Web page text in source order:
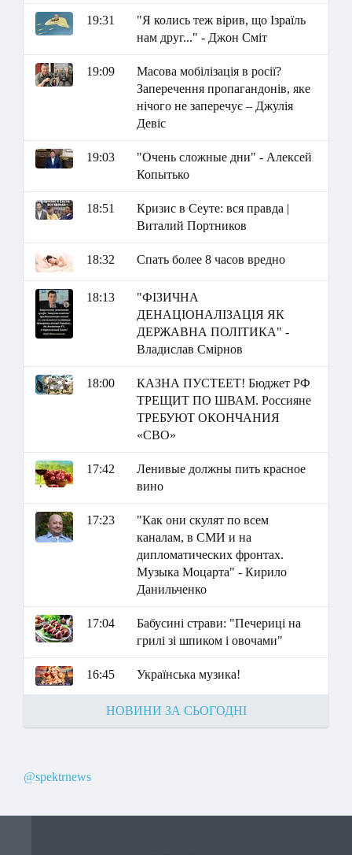
19:31
"Я колись теж вірив, що Ізраїль
нам друг..." - Джон Сміт
19:09
Масова мобілізація в росії?
Заперечення пропагандонів, яке
нічого не заперечує – Джулія
Девіс
19:03
"Очень сложные дни" - Алексей
Копытько
18:51
Кризис в Сеуте: вся правда |
Виталий Портников
18:32 Спать более 8 часов вредно
18:13
"ФІЗИЧНА
ДЕНАЦІОНАЛІЗАЦІЯ ЯК
ДЕРЖАВНА ПОЛІТИКА" -
Владислав Смірнов
18:00
КАЗНА ПУСТЕЕТ! Бюджет РФ
ТРЕЩИТ ПО ШВАМ. Россияне
ТРЕБУЮТ ОКОНЧАНИЯ
«СВО»
17:42
Ленивые должны пить красное
вино
17:23
"Как они скулят по всем
каналам, в СМИ и на
дипломатических фронтах.
Музыка Моцарта" - Кирило
Данильченко
17:04
Бабусині страви: "Печериці на
грилі зі шпиком і овочами"
16:45 Українська музика!
НОВИНИ ЗА СЬОГОДНІ
@spektrnews